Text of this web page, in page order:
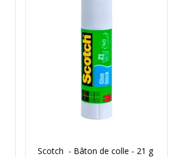
Scotch - Bâton de colle - 21 g